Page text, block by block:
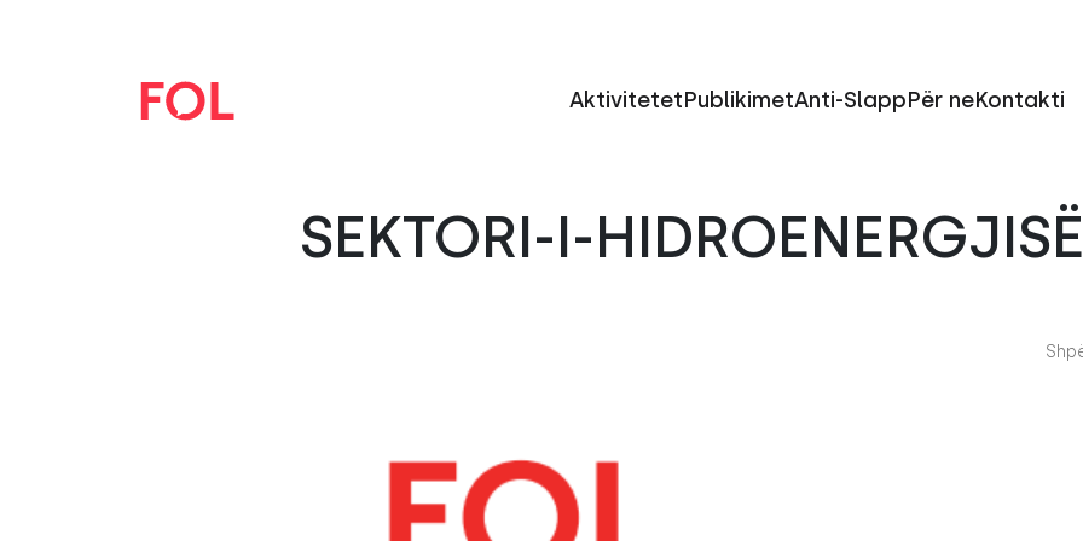
AktivitetetPublikimetAnti-SlappPër neKontakti
SEKTORI-I-HIDROENERGJISË